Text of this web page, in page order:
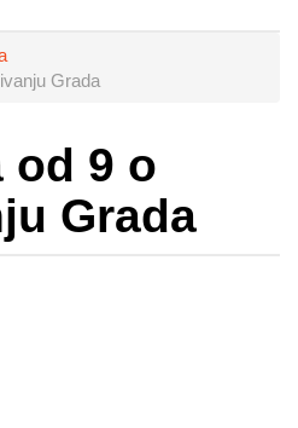
Grada
od 9 o
Grada